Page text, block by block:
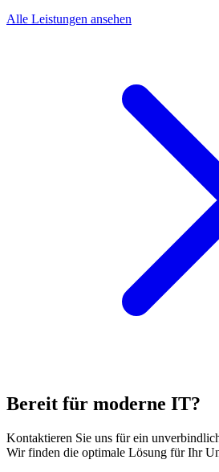
Alle Leistungen ansehen
Bereit für moderne IT?
Kontaktieren Sie uns für ein
Wir finden die optimale Lösung für Ihr